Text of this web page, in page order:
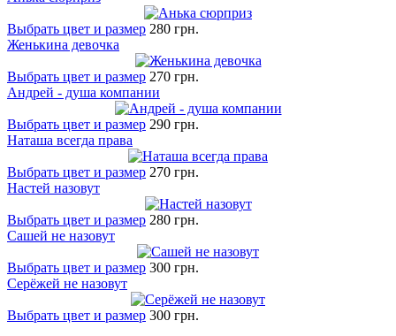
Выбрать цвет и размер 280 грн.
Женькина девочка
Выбрать цвет и размер 270 грн.
Андрей - душа компании
Выбрать цвет и размер 290 грн.
Наташа всегда права
Выбрать цвет и размер 270 грн.
Настей назовут
Выбрать цвет и размер 280 грн.
Сашей не назовут
Выбрать цвет и размер 300 грн.
Серёжей не назовут
Выбрать цвет и размер 300 грн.